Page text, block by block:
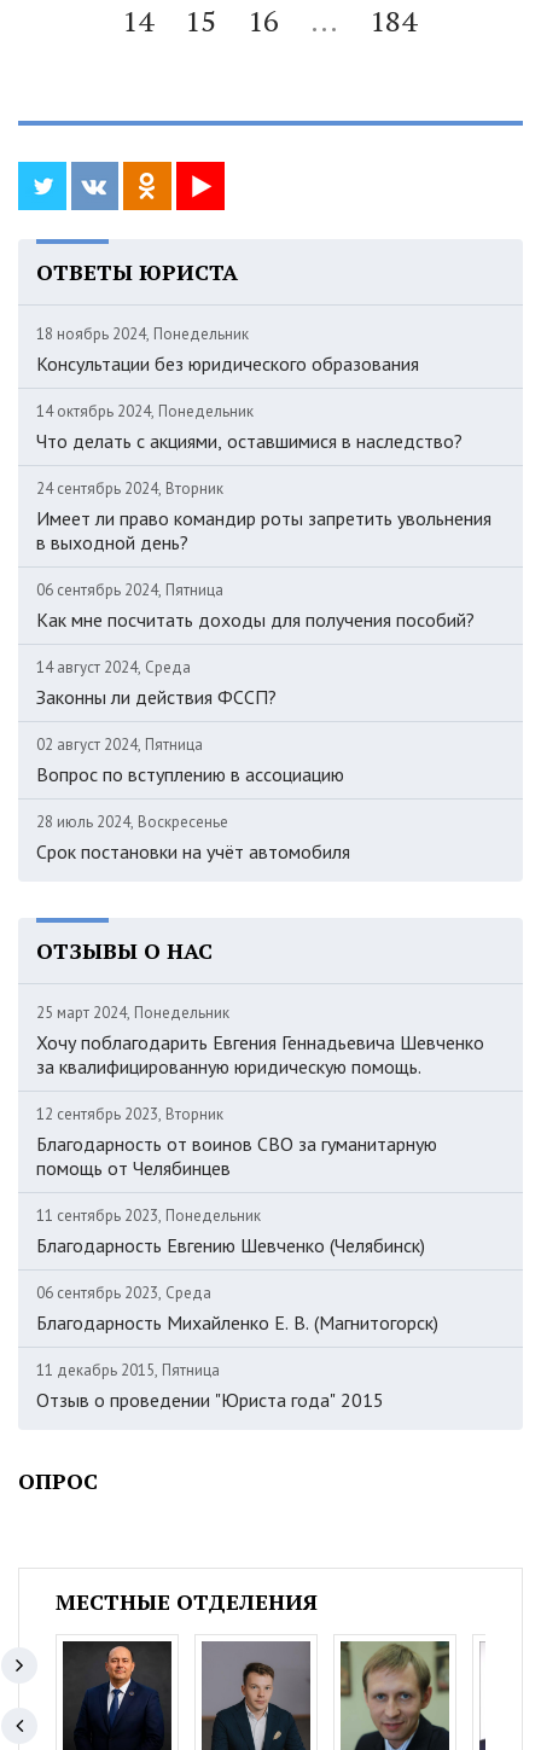
14
15 16 ... 184
ОТВЕТЫ ЮРИСТА
18 ноябрь 2024, Понедельник
Консультации без юридического образования
14 октябрь 2024, Понедельник
Что делать с акциями, оставшимися в наследство?
24 сентябрь 2024, Вторник
Имеет ли право командир роты запретить увольнения
в выходной день?
06 сентябрь 2024, Пятница
Как мне посчитать доходы для получения пособий?
14 август 2024, Среда
Законны ли действия ФССП?
02 август 2024, Пятница
Вопрос по вступлению в ассоциацию
28 июль 2024, Воскресенье
Срок постановки на учёт автомобиля
ОТЗЫВЫ О НАС
25 март 2024, Понедельник
Хочу поблагодарить Евгения Геннадьевича Шевченко
за квалифицированную юридическую помощь.
12 сентябрь 2023, Вторник
Благодарность от воинов СВО за гуманитарную
помощь от Челябинцев
11 сентябрь 2023, Понедельник
Благодарность Евгению Шевченко (Челябинск)
06 сентябрь 2023, Среда
Благодарность Михайленко Е. В. (Магнитогорск)
11 декабрь 2015, Пятница
Отзыв о проведении "Юриста года" 2015
ОПРОС
МЕСТНЫЕ ОТДЕЛЕНИЯ